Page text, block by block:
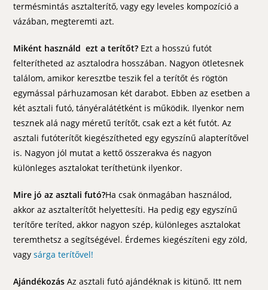
termésmintás asztalterítő, vagy egy leveles kompozíció a
vázában, megteremti azt.
Miként használd ezt a terítőt? Ezt a hosszú futót
felterítheted az asztalodra hosszában. Nagyon ötletesnek
találom, amikor keresztbe teszik fel a terítőt és rögtön
egymással párhuzamosan két darabot. Ebben az esetben a
két asztali futó, tányéralátétként is működik. Ilyenkor nem
tesznek alá nagy méretű terítőt, csak ezt a két futót. Az
asztali futóterítőt kiegészítheted egy egyszínű alapterítővel
is. Nagyon jól mutat a kettő összerakva és nagyon
különleges asztalokat teríthetünk ilyenkor.
Mire jó az asztali futó?Ha csak önmagában használod,
akkor az asztalterítőt helyettesíti. Ha pedig egy egyszínű
terítőre teríted, akkor nagyon szép, különleges asztalokat
teremthetsz a segítségével. Érdemes kiegészíteni egy zöld,
vagysárga terítővel!
AjándékozásAz asztali futó ajándéknak is kitünő. Itt nem